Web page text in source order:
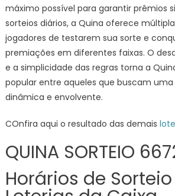
máximo possível para garantir prêmios
sorteios diários, a Quina oferece
jogadores de testarem sua sorte e
premiações em diferentes faixas. O
e a simplicidade das regras torna a
popular entre aqueles que buscam
dinâmica e envolvente.
COnfira aqui o resultado das demais
QUINA SORTEIO
Horários de